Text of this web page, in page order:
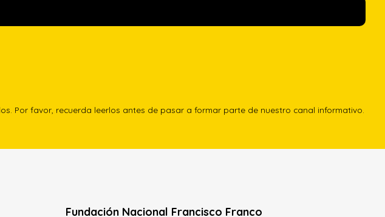
Por favor, recuerda leerlos antes de pasar a formar parte de nuestro canal informativo.
Fundación Nacional Francisco Franco